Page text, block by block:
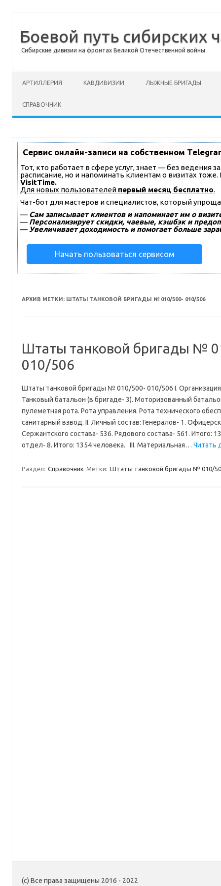
Боевой путь сибирских
Сибирские дивизии на фронтах Великой Отечественной войны
АРТИЛЛЕРИЯ КАВДИВИЗИИ ЛЫЖНЫЕ БРИГАДЫ
СПРАВОЧНИК
Сервис онлайн-записи на собственном
Тот, кто работает в сфере услуг, знает — без ведения
расписание, но и напоминать клиентам о визитах
VisitTime.
Для новых пользователей первый месяц бесплатно.
Чат-бот для мастеров и специалистов, который
— Сам записывает клиентов и напоминает им о
— Персонализирует скидки, чаевые, кэшбэк и
— Увеличивает доходимость и помогает больше
Начать пользоваться сервисом
АРХИВ МЕТКИ: ШТАТЫ ТАНКОВОЙ БРИГАДЫ № 010/500- 010/506
Штаты танковой бригады №
010/506
Штаты танковой бригады № 010/500- 010/506 I.
Танковый батальон (в бригаде- 3). Моторизованный
пулеметная рота. Рота управления. Рота технического
санитарный взвод. II. Личный состав: Генералов- 1.
Сержантского состава- 536. Рядового состава- 561. Итого:
отдел- 8. Итого: 1354 человека. III. Материальная… Читать
Раздел: Справочник Метки: Штаты танковой бригады № 010/
(c) Все права защищены 2016 - 2022